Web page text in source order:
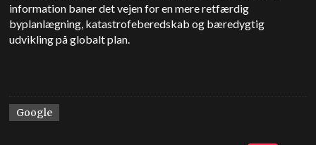
information baner det vejen for en mere retfærdig
byplanlægning, katastrofeberedskab og bæredygtig
udvikling på globalt plan.
Google